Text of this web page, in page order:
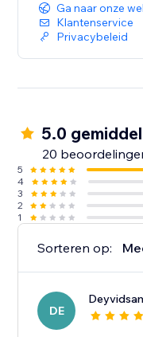
Ga naar onze
Klantenservice
Privacybeleid
5.0
20
5
4
3
2
1
Sorteren op:
DE